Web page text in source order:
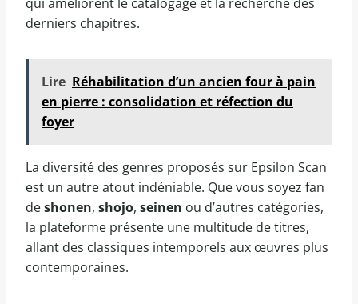
derniers chapitres.
Lire Réhabilitation d’un ancien four à pain
en pierre : consolidation et réfection du
foyer
La diversité des genres proposés sur Epsilon Scan
est un autre atout indéniable. Que vous soyez fan
deshonen, shojo, seinen ou d’autres catégories,
la plateforme présente une multitude de titres,
allant des classiques intemporels aux œuvres plus
contemporaines.